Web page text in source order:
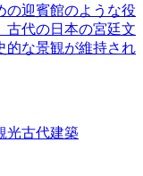
の迎賓館のような役
古代の日本の宮廷文
的な景観が維持され
光古代建築